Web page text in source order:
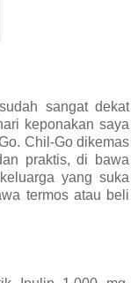
sangat dekat
keponakan saya
Chil-Go dikemas
praktis, di bawa
yang suka
termos atau beli